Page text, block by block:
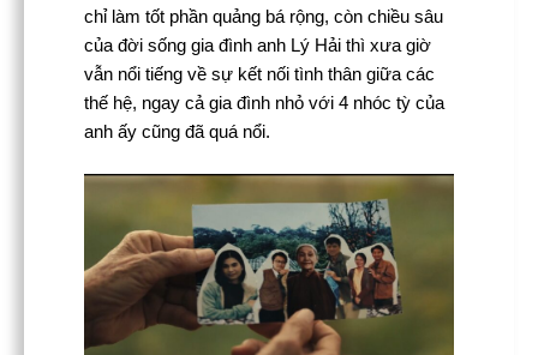
chỉ làm tốt phần quảng bá rộng, còn chiều sâu
của đời sống gia đình anh Lý Hải thì xưa giờ
vẫn nổi tiếng về sự kết nối tình thân giữa các
thế hệ, ngay cả gia đình nhỏ với 4 nhóc tỳ của
anh ấy cũng đã quá nổi.